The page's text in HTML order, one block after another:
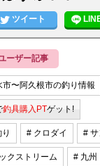
ツイート
ーザー記事
市〜阿久根市の釣り情報
釣具購入PTゲット!
# クロダイ #
クストリーム # 九州